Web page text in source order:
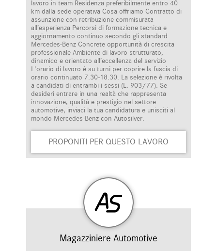
lavoro in team Residenza preferibilmente entro 40
km dalla sede operativa Cosa offriamo Contratto di
assunzione con retribuzione commisurata
all’esperienza Percorsi di formazione tecnica e
aggiornamento continuo secondo gli standard
Mercedes-Benz Concrete opportunità di crescita
professionale Ambiente di lavoro strutturato,
dinamico e orientato all’eccellenza del servizio
L'orario di lavoro è su turni per coprire la fascia di
orario continuato 7.30-18.30. La selezione è rivolta
a candidati di entrambi i sessi (L. 903/77). Se
desideri entrare in una realtà che rappresenta
innovazione, qualità e prestigio nel settore
automotive, inviaci la tua candidatura e unisciti al
mondo Mercedes-Benz con Autosilver.
PROPONITI PER QUESTO LAVORO
Magazziniere Automotive